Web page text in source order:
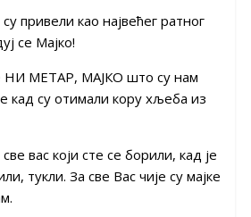
привели као највећег ратног
се Мајко!
НИ МЕТАР, МАЈКО што су нам
кад су отимали кору хљеба из
вас који сте се борили, кад је
тукли. За све Вас чије су мајке